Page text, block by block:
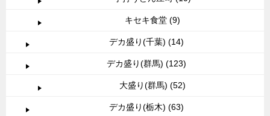
キセキ食堂 (9)
デカ盛り(千葉) (14)
デカ盛り(群馬) (123)
大盛り(群馬) (52)
デカ盛り(栃木) (63)